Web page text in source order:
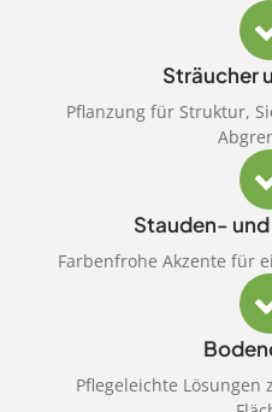
Sträucher
Pflanzung für Struktur,
Stauden-
Farbenfrohe Akzente für
Pflegeleichte